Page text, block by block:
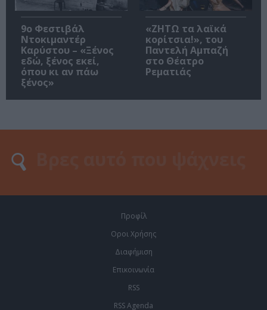
9ο Φεστιβάλ
Ντοκιμαντέρ
Καρύστου – «Ξένος
εδώ, ξένος εκεί,
όπου κι αν πάω
ξένος»
«ΖΗΤΩ τα λαϊκά
κορίτσια!», του
Παντελή Αμπαζή
στο Θέατρο
Ρεματιάς
Προφίλ
Οροι Χρήσης
Διαφήμιση
Επικοινωνία
RSS
RSS Agenda